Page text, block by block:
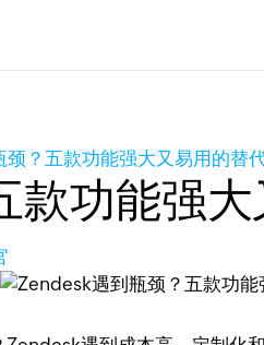
？五款功能强大又易用的替
功能强